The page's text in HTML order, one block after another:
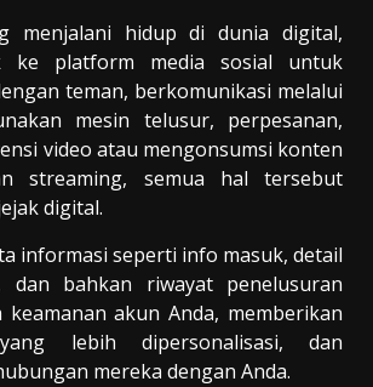
menjalani hidup di dunia digital,
ke platform media sosial untuk
teman, berkomunikasi melalui
mesin telusur, perpesanan,
video atau mengonsumsi konten
streaming, semua hal tersebut
digital.
informasi seperti info masuk, detail
dan bahkan riwayat penelusuran
akun Anda, memberikan
lebih dipersonalisasi, dan
mereka dengan Anda.